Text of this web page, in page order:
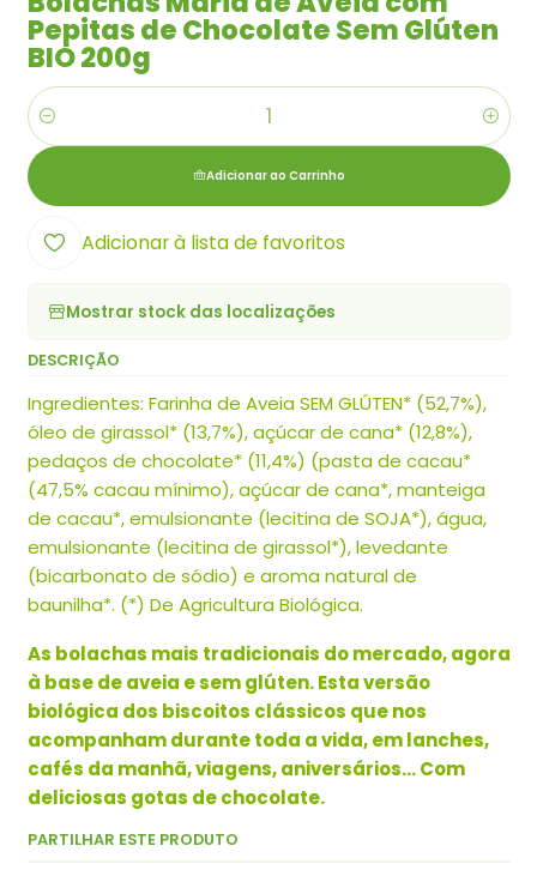
Pepitas de Chocolate Sem Glúten
BIO 200g
Quantidade
Adicionar ao Carrinho
Adicionar à lista de favoritos
Mostrar stock das localizações
DESCRIÇÃO
Ingredientes: Farinha de Aveia SEM GLÚTEN* (52,7%),
óleo de girassol* (13,7%), açúcar de cana* (12,8%),
pedaços de chocolate* (11,4%) (pasta de cacau*
(47,5% cacau mínimo), açúcar de cana*, manteiga
de cacau*, emulsionante (lecitina de SOJA*), água,
emulsionante (lecitina de girassol*), levedante
(bicarbonato de sódio) e aroma natural de
baunilha*. (*) De Agricultura Biológica.
As bolachas mais tradicionais do mercado, agora
à base de aveia e sem glúten. Esta versão
biológica dos biscoitos clássicos que nos
acompanham durante toda a vida, em lanches,
cafés da manhã, viagens, aniversários... Com
deliciosas gotas de chocolate.
PARTILHAR ESTE PRODUTO